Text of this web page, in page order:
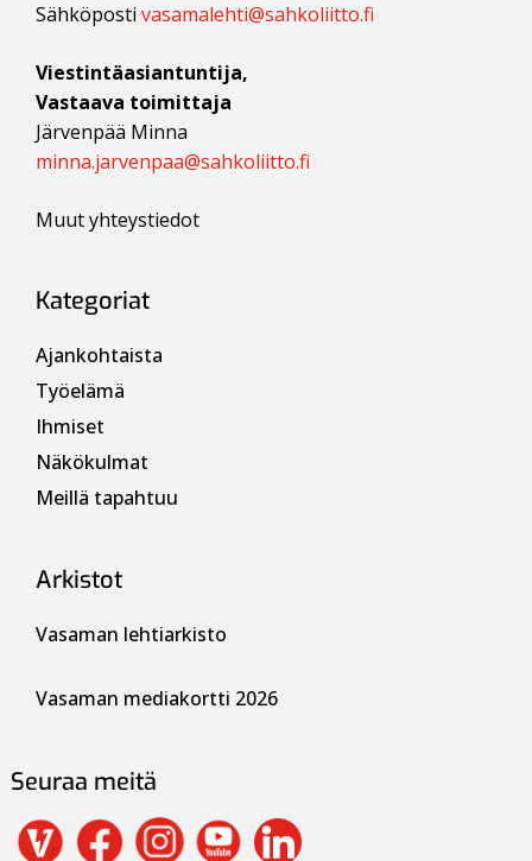
Sähköpostivasamalehti@sahkoliitto.fi
Viestintäasiantuntija,
Vastaava toimittaja
Järvenpää Minna
minna.jarvenpaa@sahkoliitto.fi
Muut yhteystiedot
Kategoriat
Ajankohtaista
Työelämä
Ihmiset
Näkökulmat
Meillä tapahtuu
Arkistot
Vasaman lehtiarkisto
Vasaman mediakortti 2026
Seuraa meitä